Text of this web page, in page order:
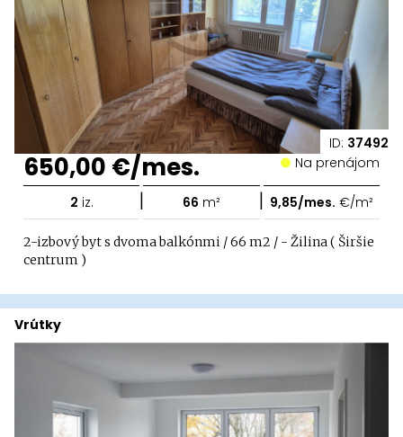
ID: 37492
650,00 €/mes. Na prenájom
2 iz. | 66 m² | 9,85/mes. €/m²
2-izbový byt s dvoma balkónmi / 66 m2 / - Žilina ( Širšie
centrum )
Vrútky